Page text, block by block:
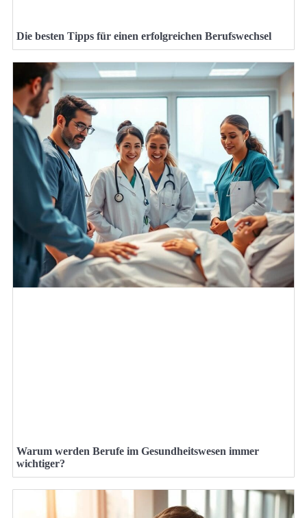
Die besten Tipps für einen erfolgreichen Berufswechsel
Warum werden Berufe im Gesundheitswesen immer
wichtiger?